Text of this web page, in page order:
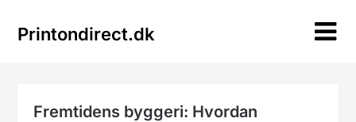
Printondirect.dk
Fremtidens byggeri: Hvordan